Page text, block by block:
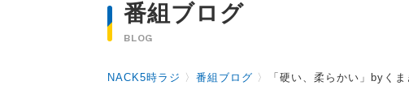
番組ブログ
BLOG
NACK5時ラジ 〉 番組ブログ 〉 「硬い、柔らかい」byくま